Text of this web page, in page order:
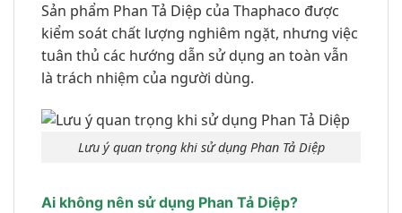
Sản phẩm Phan Tả Diệp của Thaphaco được
kiểm soát chất lượng nghiêm ngặt, nhưng việc
tuân thủ các hướng dẫn sử dụng an toàn vẫn
là trách nhiệm của người dùng.
Lưu ý quan trọng khi sử dụng Phan Tả Diệp
Ai không nên sử dụng Phan Tả Diệp?